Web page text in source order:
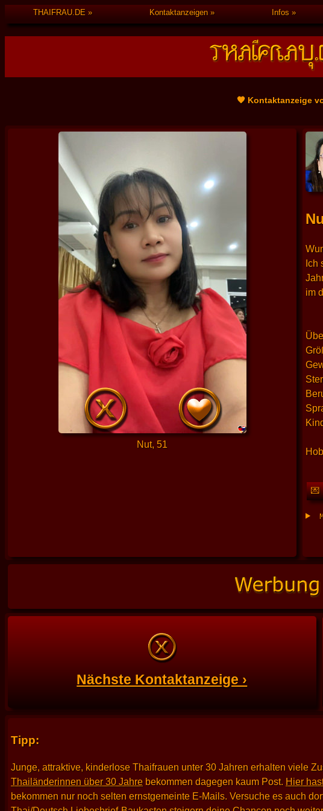
THAIFRAU.DE Kontaktanzeigen Infos
🧡 Kontaktanzeige
Nut, 51
Ich
im
💌
Nächste Kontaktanzeige ›
Tipp:
Junge, attraktive, kinderlose Thaifrauen unter 30 Jahren erhalten viele
Thailänderinnen über 30 Jahre bekommen dagegen kaum Post. Hier
bekommen nur noch selten ernstgemeinte E-Mails. Versuche es auch